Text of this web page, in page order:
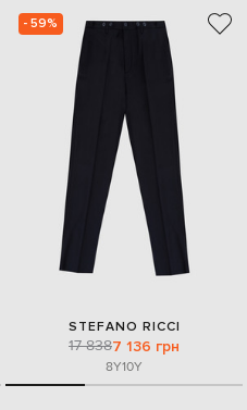
- 59%
STEFANO RICCI
17 8387 136 грн
8Y10Y